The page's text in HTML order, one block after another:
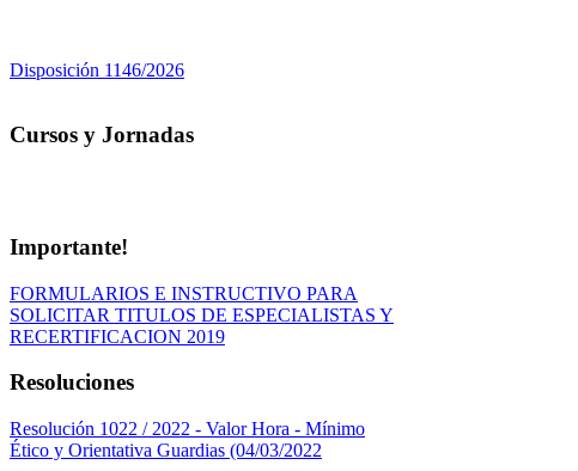
Disposición 1146/2026
Cursos y Jornadas
Importante!
FORMULARIOS E INSTRUCTIVO PARA
SOLICITAR TITULOS DE ESPECIALISTAS Y
RECERTIFICACION 2019
Resoluciones
Resolución 1022 / 2022 - Valor Hora - Mínimo
Ético y Orientativa Guardias (04/03/2022